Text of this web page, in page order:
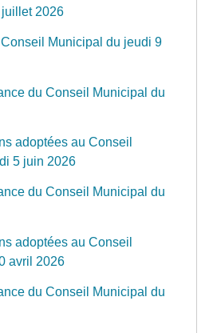
2026
Municipal du jeudi 9
du Conseil Municipal du
adoptées au Conseil
5 juin 2026
du Conseil Municipal du
adoptées au Conseil
avril 2026
du Conseil Municipal du